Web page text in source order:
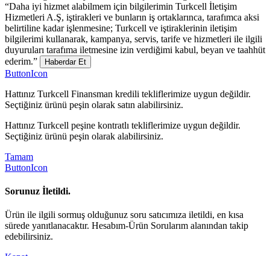
“Daha iyi hizmet alabilmem için bilgilerimin Turkcell İletişim
Hizmetleri A.Ş, iştirakleri ve bunların iş ortaklarınca, tarafımca aksi
belirtiline kadar işlenmesine; Turkcell ve iştiraklerinin iletişim
bilgilerimi kullanarak, kampanya, servis, tarife ve hizmetleri ile ilgili
duyuruları tarafıma iletmesine izin verdiğimi kabul, beyan ve taahhüt
ederim.”
Haberdar Et
ButtonIcon
Hattınız Turkcell Finansman kredili tekliflerimize uygun değildir.
Seçtiğiniz ürünü peşin olarak satın alabilirsiniz.
Hattınız Turkcell peşine kontratlı tekliflerimize uygun değildir.
Seçtiğiniz ürünü peşin olarak alabilirsiniz.
Tamam
ButtonIcon
Sorunuz İletildi.
Ürün ile ilgili sormuş olduğunuz soru satıcımıza iletildi, en kısa
sürede yanıtlanacaktır. Hesabım-Ürün Sorularım alanından takip
edebilirsiniz.